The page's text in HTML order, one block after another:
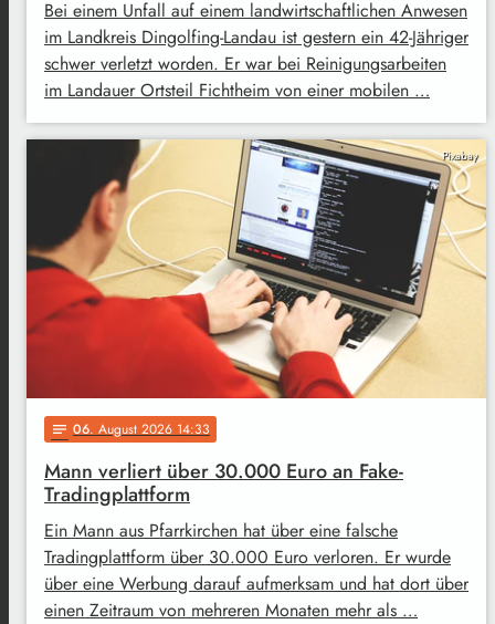
Bei einem Unfall auf einem landwirtschaftlichen Anwesen
im Landkreis Dingolfing-Landau ist gestern ein 42-Jähriger
schwer verletzt worden. Er war bei Reinigungsarbeiten
im Landauer Ortsteil Fichtheim von einer mobilen …
Pixabay
notes 06. August 2026 14:33
Mann verliert über 30.000 Euro an Fake-
Tradingplattform
Ein Mann aus Pfarrkirchen hat über eine falsche
Tradingplattform über 30.000 Euro verloren. Er wurde
über eine Werbung darauf aufmerksam und hat dort über
einen Zeitraum von mehreren Monaten mehr als …